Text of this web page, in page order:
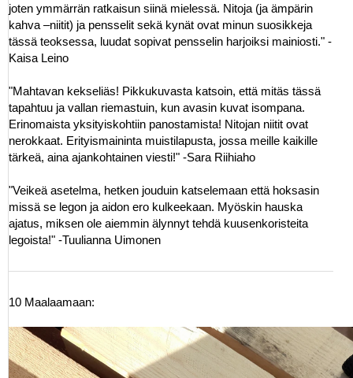
joten ymmärrän ratkaisun siinä mielessä. Nitoja (ja ämpärin
kahva –niitit) ja pensselit sekä kynät ovat minun suosikkeja
tässä teoksessa, luudat sopivat pensselin harjoiksi mainiosti." -
Kaisa Leino
"Mahtavan kekseliäs! Pikkukuvasta katsoin, että mitäs tässä
tapahtuu ja vallan riemastuin, kun avasin kuvat isompana.
Erinomaista yksityiskohtiin panostamista! Nitojan niitit ovat
nerokkaat. Erityismaininta muistilapusta, jossa meille kaikille
tärkeä, aina ajankohtainen viesti!" -Sara Riihiaho
"Veikeä asetelma, hetken jouduin katselemaan että hoksasin
missä se legon ja aidon ero kulkeekaan. Myöskin hauska
ajatus, miksen ole aiemmin älynnyt tehdä kuusenkoristeita
legoista!" -Tuulianna Uimonen
10 Maalaamaan: